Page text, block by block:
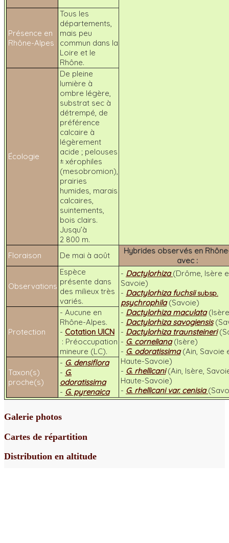
Présence en
Rhône-Alpes
Tous les
départements,
mais peu
commun dans la
Loire et le
Rhône.
Écologie
De pleine
lumière à
ombre légère,
substrat sec à
détrempé, de
préférence
calcaire à
légèrement
acide ; pelouses
± xérophiles
(mesobromion),
prairies
humides, marais
calcaires,
suintements,
bois clairs.
Jusqu’à
2 800 m.
Floraison
De mai à août
Hybrides observés en
avec :
Observations
Espèce
présente dans
des milieux très
variés.
- Dactylorhiza(Drôme, Isère
Savoie)
- Dactylorhiza fuchsiisubsp.
psychrophila(Savoie)
- Dactylorhiza maculata
- Dactylorhiza savogiensis
- Dactylorhiza traunsteineri
- G. corneliana(Isère)
- G. odoratissima(Ain, Savoie
Haute-Savoie)
- G. rhellicani(Ain, Isère,
Haute-Savoie)
- G. rhellicanivar. cenisia
Protection
- Aucune en
Rhône-Alpes.
- Cotation UICN
: Préoccupation
mineure (LC).
Taxon(s)
proche(s)
- G. densiflora
- G.
odoratissima
- G. pyrenaica
Galerie photos
Cartes de répartition
Distribution en altitude